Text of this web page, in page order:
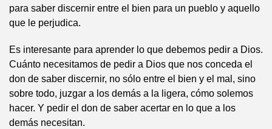
para saber discernir entre el bien para un pueblo y aquello
que le perjudica.
Es interesante para aprender lo que debemos pedir a Dios.
Cuánto necesitamos de pedir a Dios que nos conceda el
don de saber discernir, no sólo entre el bien y el mal, sino
sobre todo, juzgar a los demás a la ligera, cómo solemos
hacer. Y pedir el don de saber acertar en lo que a los
demás necesitan.